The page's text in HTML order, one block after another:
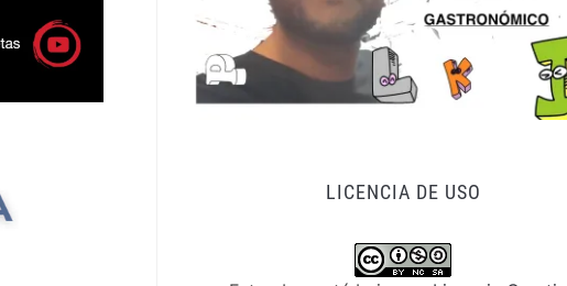
LICENCIA DE USO